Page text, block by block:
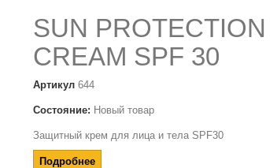
SUN PROTECTION
CREAM SPF 30
Артикул 644
Состояние: Новый товар
Защитный крем для лица и тела SPF30
Подробнее